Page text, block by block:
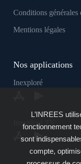
Conditions générales
Mentions légales
Nos applications
Inexploré
Inexploré TV
L’INREES
fonctionnement
sont
compte,